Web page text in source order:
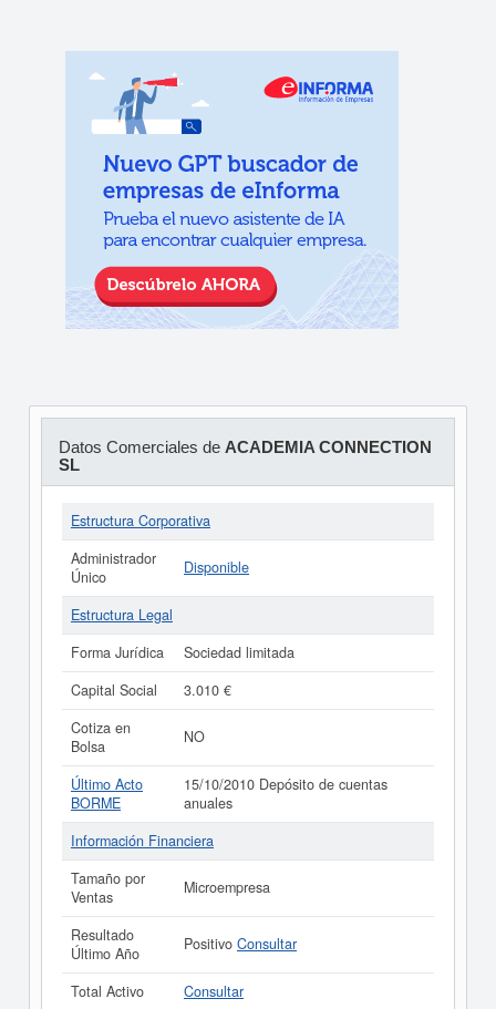
Datos Comerciales de ACADEMIA CONNECTION
SL
Estructura Corporativa
Administrador
Único
Disponible
Estructura Legal
Forma Jurídica
Sociedad limitada
Capital Social
3.010 €
Cotiza en
Bolsa
NO
Último Acto
BORME
15/10/2010 Depósito de cuentas
anuales
Información Financiera
Tamaño por
Ventas
Microempresa
Resultado
Último Año
Positivo Consultar
Total Activo
Consultar